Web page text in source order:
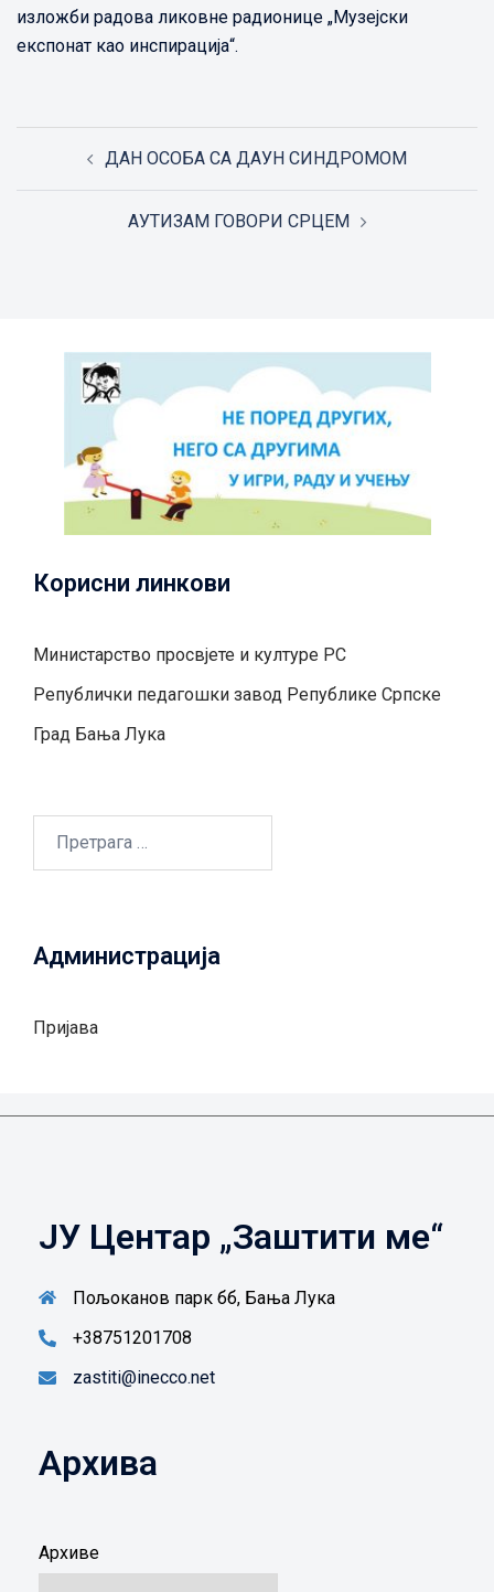
изложби радова ликовне радионице „Музејски
експонат као инспирација“.
navigationДАН ОСОБА СА ДАУН СИНДРОМОМ
АУТИЗАМ ГОВОРИ СРЦЕМ
Корисни линкови
Министарство просвјете и културе РС
Републички педагошки завод Републике Српске
Град Бањa Лукa
Администрација
Пријава
ЈУ Центар „Заштити ме“
Пољоканов парк бб, Бања Лука
+38751201708
zastiti@inecco.net
Архива
Архиве